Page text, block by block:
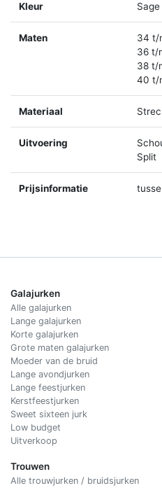
Kleur
Maten
34 t/
36 t/
38 t/
40 t/
Materiaal
Uitvoering
Split
Prijsinformatie
Galajurken
Alle galajurken
Lange galajurken
Korte galajurken
Grote maten galajurken
Moeder van de bruid
Lange avondjurken
Lange feestjurken
Kerstfeestjurken
Sweet sixteen jurk
Low budget
Uitverkoop
Trouwen
Alle trouwjurken / bruidsjurken